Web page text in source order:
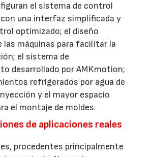
el sistema de control
una interfaz simplificada y
optimizado; el diseño
las máquinas para facilitar la
el sistema de
desarrollado por AMKmotion;
refrigerados por agua de
y el mayor espacio
el montaje de moldes.
de aplicaciones reales
procedentes principalmente